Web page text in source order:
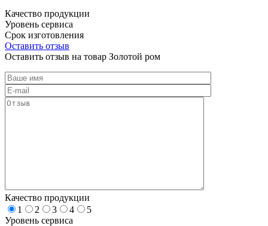
Качество продукции
Уровень сервиса
Срок изготовления
Оставить отзыв
Оставить отзыв на товар Золотой ром
Качество продукции
1
2 3 4
5
Уровень сервиса